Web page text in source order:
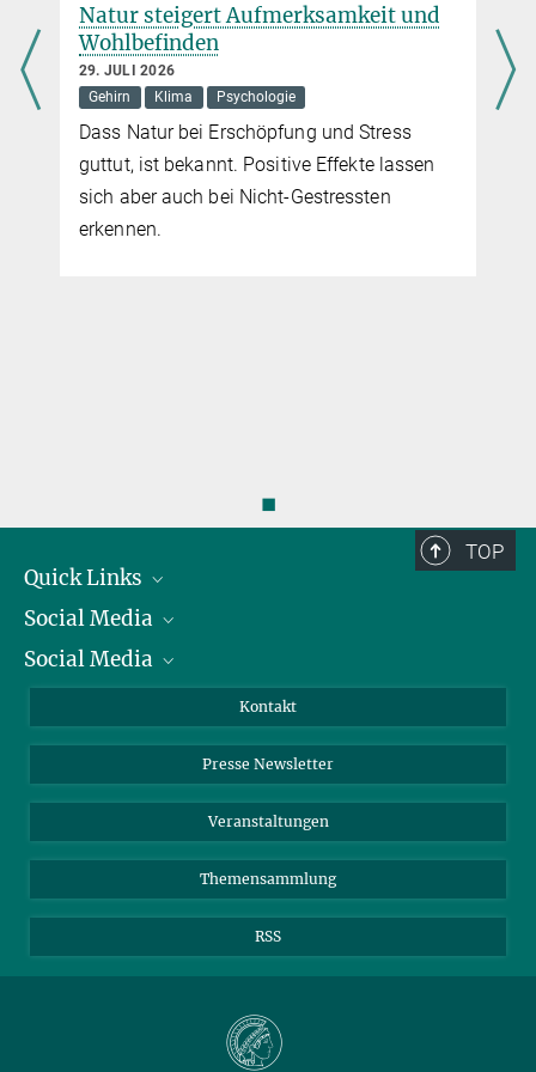
Natur steigert Aufmerksamkeit und
Wohlbefinden
29. JULI 2026
Gehirn
Klima Psychologie
Dass Natur bei Erschöpfung und Stress
guttut, ist bekannt. Positive Effekte lassen
sich aber auch bei Nicht-Gestressten
erkennen.
◼
TOP
Quick Links
Präsident
Zahlen und Fakten
Social Media
Bluesky
TikTok
Social Media
Instagram
YouTube
Kontakt
Presse Newsletter
Veranstaltungen
Themensammlung
RSS